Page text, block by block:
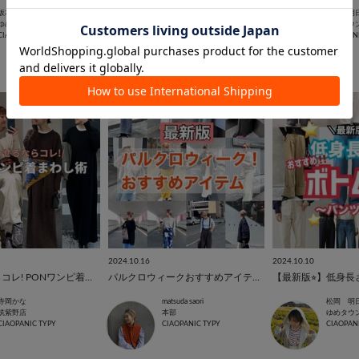
本 樹里
めタウン高松店
TYPY
ゆめタウン高松店
CIAOPANIC TYPY
松岡 明
ゆめタウ
岡かな
紫野店
TYPY
2024.10.16
matsuda saori
本部
CIAOPANIC TYPY
2024.10.10
松岡 明
ゆめタウ